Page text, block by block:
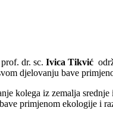
dr. sc. Ivica Tikvić
djelovanju bave
kolega iz zemalja
primjenom ekologije i